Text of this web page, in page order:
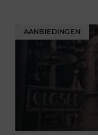
AANBIEDINGEN